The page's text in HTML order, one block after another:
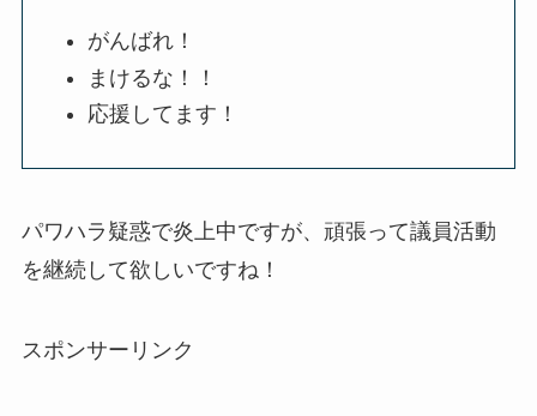
がんばれ！
まけるな！！
応援してます！
パワハラ疑惑で炎上中ですが、頑張って議員活動
を継続して欲しいですね！
スポンサーリンク